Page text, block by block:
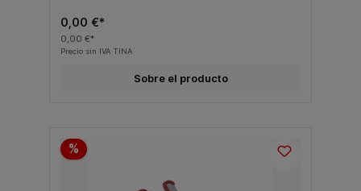
0,00 €*
0,00 €*
Precio sin IVA TINA
Sobre el producto
%